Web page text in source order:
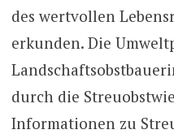
des wertvollen
erkunden. Die
durch die
Informationen zu